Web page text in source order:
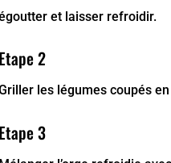
et laisser refroidir.
Etape 2
les légumes coupés
Etape 3